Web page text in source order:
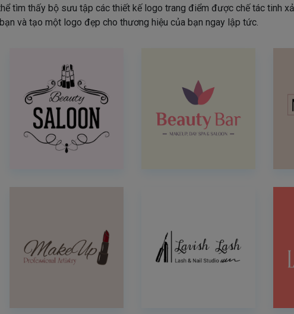
tìm thấy bộ sưu tập các thiết kế logo trang điểm được chế tác tinh
và tạo một logo đẹp cho thương hiệu của bạn ngay lập tức.